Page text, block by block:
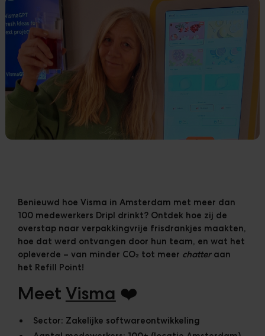
Downloads
Benieuwd hoe Visma in Amsterdam met meer dan
100 medewerkers Dripl drinkt? Ontdek hoe zij de
overstap naar verpakkingvrije frisdrankjes maakten,
hoe dat werd ontvangen door hun team, en wat het
opleverde – van minder CO₂ tot meer chatteraan
het Refill Point!
Meet Visma ❤️
Sector: Zakelijke softwareontwikkeling